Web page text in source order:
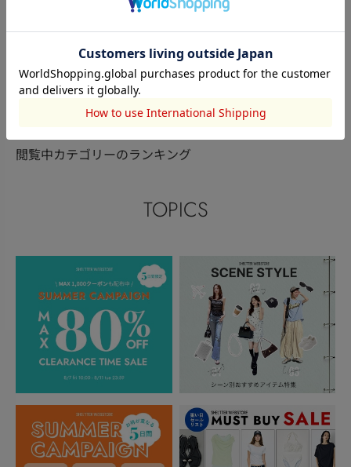
小熊 奈桜
松山 春華
153cm
小熊 奈桜
このアイテムを見た人がチェックしている商品
閲覧中カテゴリーのランキング
TOPICS